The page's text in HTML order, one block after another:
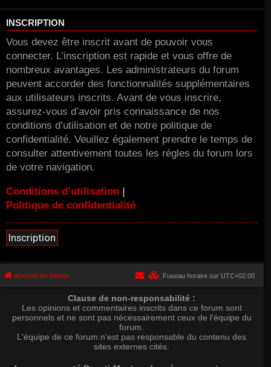
INSCRIPTION
Vous devez être inscrit avant de pouvoir vous
connecter. L’inscription est rapide et vous offre de
nombreux avantages. Les administrateurs du forum
peuvent accorder des fonctionnalités supplémentaires
aux utilisateurs inscrits. Avant de vous inscrire,
assurez-vous d’avoir pris connaissance de nos
conditions d’utilisation et de notre politique de
confidentialité. Veuillez également prendre le temps de
consulter attentivement toutes les règles du forum lors
de votre navigation.
Conditions d’utilisation |
Politique de confidentialité
Inscription
Accueil du forum Fuseau horaire sur UTC+02:00
Clause de non-responsabilité :
Les opinions et commentaires inscrits dans ce forum sont
personnels et ne sont pas nécessairement ceux de l'équipe du
forum.
L'équipe de ce forum n'est pas responsable du contenu des
sites externes cités.